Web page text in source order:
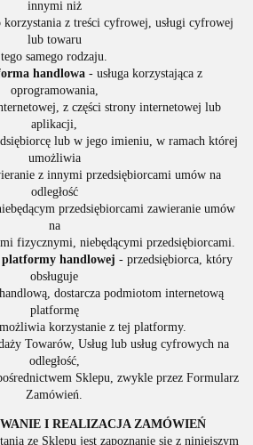
innymi niż
korzystania z treści cyfrowej, usługi cyfrowej
lub towaru
tego samego rodzaju.
handlowa- usługa korzystająca z
oprogramowania,
z części strony internetowej lub
aplikacji,
lub w jego imieniu, w ramach której
umożliwia
z innymi przedsiębiorcami umów na
odległość
przedsiębiorcami zawieranie umów
na
fizycznymi, niebędącymi przedsiębiorcami.
handlowej - przedsiębiorca, który
obsługuje
dostarcza podmiotom internetową
platformę
korzystanie z tej platformy.
Towarów, Usług lub usług cyfrowych na
odległość,
Sklepu, zwykle przez Formularz
Zamówień.
I REALIZACJA ZAMÓWIEŃ
ze Sklepu jest zapoznanie się z niniejszym